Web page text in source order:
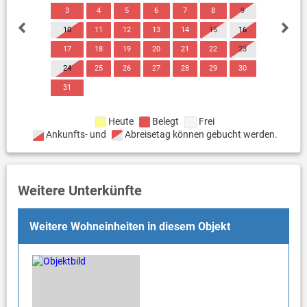
3 4 5 6 7 8 9
10 11 12 13 14 15 16
17 18 19 20 21 22 23
24 25 26 27 28 29 30
31
Heute Belegt
Frei
Ankunfts- und
Abreisetag können gebucht werden.
Weitere Unterkünfte
Weitere Wohneinheiten in diesem Objekt